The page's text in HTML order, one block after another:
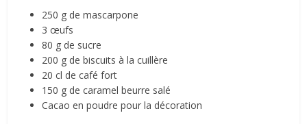
250 g de mascarpone
3 œufs
80 g de sucre
200 g de biscuits à la cuillère
20 cl de café fort
150 g de caramel beurre salé
Cacao en poudre pour la décoration